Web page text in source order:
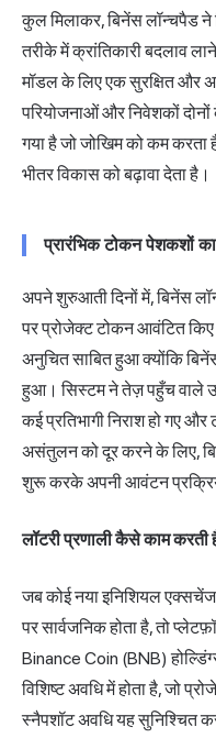
कुल मिलाकर, बिनेंस लॉन्चपैड
तरीके में क्रांतिकारी बदलाव
मॉडल के लिए एक सुरक्षित और
परियोजनाओं और निवेशकों
गया है जो जोखिम को कम करता
भीतर विकास को बढ़ावा देता है।
प्रारंभिक टोकन पेशकशों
अपने शुरुआती दिनों में, बिनेंस
पर प्रोजेक्ट टोकन आवंटित
अनुचित साबित हुआ क्योंकि
हुआ। सिस्टम ने तेज़ पहुँच वाले
कई प्रतिभागी निराश हो गए
असंतुलन को दूर करने के लिए,
शुरू करके अपनी आवंटन
लॉटरी प्रणाली कैसे काम करती
जब कोई नया इनिशियल
पर सार्वजनिक होता है, तो
Binance Coin (BNB)
विशिष्ट अवधि में होता है, जो
स्नैपशॉट अवधि यह सुनिश्चित